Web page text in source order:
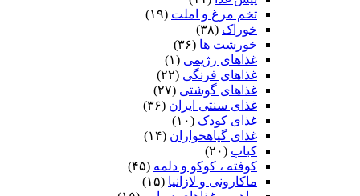
تخم مرغ و املت (۱۹)
خوراک (۳۸)
خورشت ها (۳۶)
غذاهای رژیمی (۱)
غذاهای فرنگی (۲۲)
غذاهای گوشتی (۲۷)
غذای سنتی ایران (۳۶)
غذای کودک (۱۰)
غذای گیاهخواران (۱۴)
کباب (۲۰)
کوفته ، کوکو و دلمه (۴۵)
ماکارونی و لازانیا (۱۵)